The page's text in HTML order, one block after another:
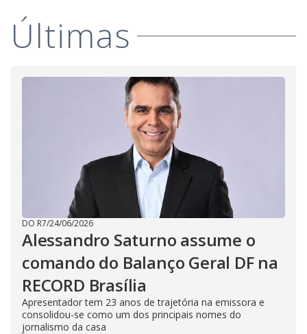
i
d
e
o
Últimas
DO R7/24/06/2026
Alessandro Saturno assume o
comando do Balanço Geral DF na
RECORD Brasília
Apresentador tem 23 anos de trajetória na emissora e
consolidou-se como um dos principais nomes do
jornalismo da casa